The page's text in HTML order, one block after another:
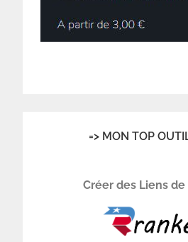
=> MON TOP
Créer des Liens